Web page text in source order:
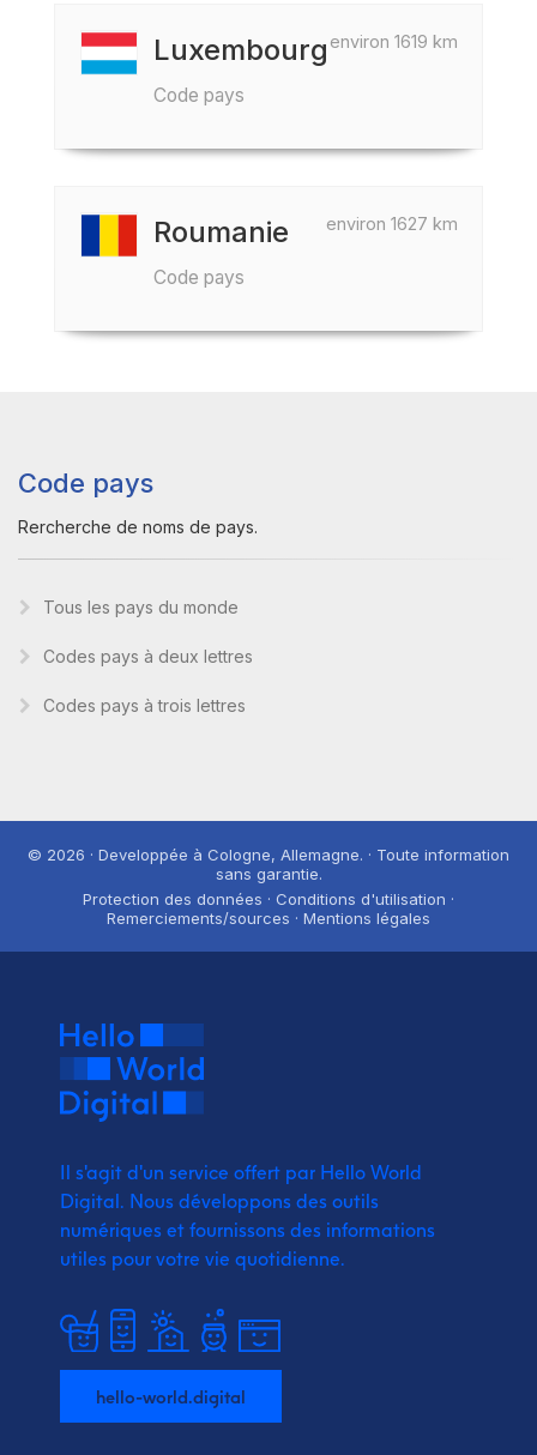
environ 1619 km
Luxembourg
Code pays
environ 1627 km
Roumanie
Code pays
Code pays
Rercherche de noms de pays.
Tous les pays du monde
Codes pays à deux lettres
Codes pays à trois lettres
© 2026 · Developpée à Cologne, Allemagne. · Toute information
sans garantie.
Protection des données · Conditions d'utilisation ·
Remerciements/sources · Mentions légales
Il s'agit d'un service offert par Hello World
Digital. Nous développons des outils
numériques et fournissons des informations
utiles pour votre vie quotidienne.
hello-world.digital